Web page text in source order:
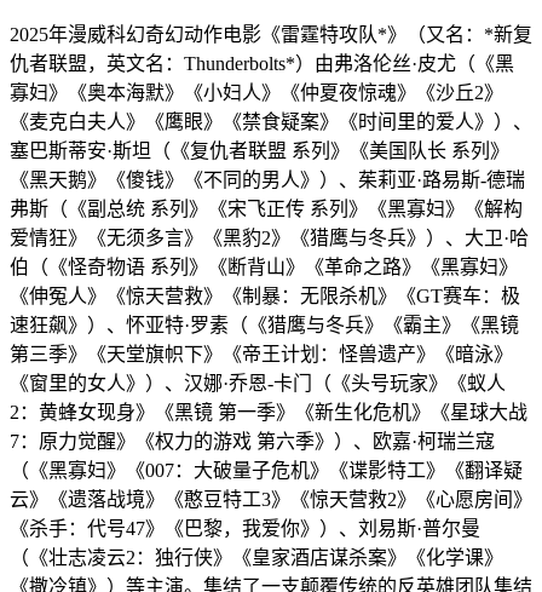
2025年漫威科幻奇幻动作电影《雷霆特攻队*》（又名：*新复
仇者联盟，英文名：Thunderbolts*）由弗洛伦丝·皮尤（《黑
寡妇》《奥本海默》《小妇人》《仲夏夜惊魂》《沙丘2》
《麦克白夫人》《鹰眼》《禁食疑案》《时间里的爱人》）、
塞巴斯蒂安·斯坦（《复仇者联盟 系列》《美国队长 系列》
《黑天鹅》《傻钱》《不同的男人》）、茱莉亚·路易斯-德瑞
弗斯（《副总统 系列》《宋飞正传 系列》《黑寡妇》《解构
爱情狂》《无须多言》《黑豹2》《猎鹰与冬兵》）、大卫·哈
伯（《怪奇物语 系列》《断背山》《革命之路》《黑寡妇》
《伸冤人》《惊天营救》《制暴：无限杀机》《GT赛车：极
速狂飙》）、怀亚特·罗素（《猎鹰与冬兵》《霸主》《黑镜
第三季》《天堂旗帜下》《帝王计划：怪兽遗产》《暗泳》
《窗里的女人》）、汉娜·乔恩-卡门（《头号玩家》《蚁人
2：黄蜂女现身》《黑镜 第一季》《新生化危机》《星球大战
7：原力觉醒》《权力的游戏 第六季》）、欧嘉·柯瑞兰寇
（《黑寡妇》《007：大破量子危机》《谍影特工》《翻译疑
云》《遗落战境》《憨豆特工3》《惊天营救2》《心愿房间》
《杀手：代号47》《巴黎，我爱你》）、刘易斯·普尔曼
（《壮志凌云2：独行侠》《皇家酒店谋杀案》《化学课》
《撒冷镇》）等主演。集结了一支颠覆传统的反英雄团队集结